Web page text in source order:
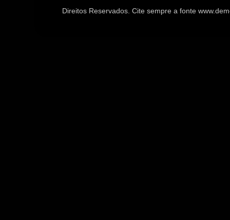
Direitos Reservados. Cite sempre a fonte